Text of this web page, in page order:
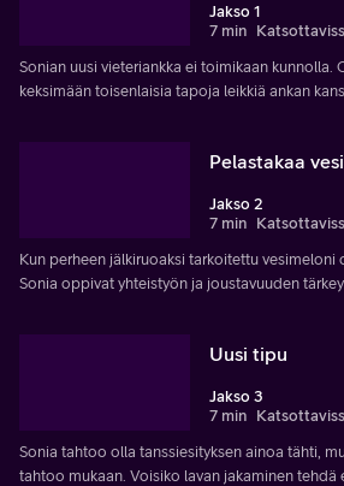
Jakso 1
7 min
Sonian uusi vieteriankka ei toimikaan kunnolla.
keksimään toisenlaisia tapoja leikkiä ankan
Pelastakaa
Jakso 2
7 min
Kun perheen jälkiruoaksi tarkoitettu vesimeloni
Sonia oppivat yhteistyön ja joustavuuden
Uusi tipu
Jakso 3
7 min
Sonia tahtoo olla tanssiesityksen ainoa tähti,
tahtoo mukaan. Voisiko lavan jakaminen tehdä